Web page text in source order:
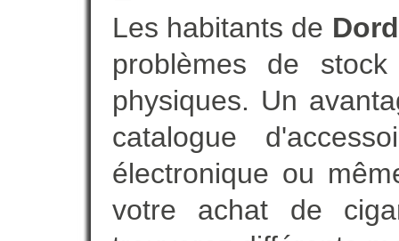
Les habitants de
problèmes de
physiques. Un
catalogue
électronique ou
votre achat de